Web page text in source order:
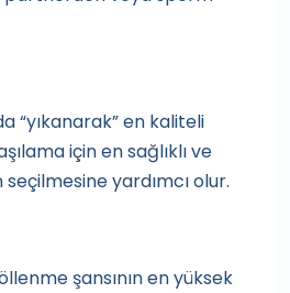
“yıkanarak” en kaliteli
için en sağlıklı ve
yardımcı olur.
şansının en yüksek